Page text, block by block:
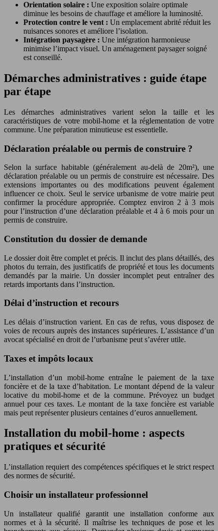
Orientation solaire : Une exposition solaire optimale
diminue les besoins de chauffage et améliore la luminosité.
Protection contre le vent : Un emplacement abrité réduit les
nuisances sonores et améliore l’isolation.
Intégration paysagère : Une intégration harmonieuse
minimise l’impact visuel. Un aménagement paysager soigné
est conseillé.
Démarches administratives : guide étape
par étape
Les démarches administratives varient selon la taille et les
caractéristiques de votre mobil-home et la réglementation de votre
commune. Une préparation minutieuse est essentielle.
Déclaration préalable ou permis de construire ?
Selon la surface habitable (généralement au-delà de 20m²), une
déclaration préalable ou un permis de construire est nécessaire. Des
extensions importantes ou des modifications peuvent également
influencer ce choix. Seul le service urbanisme de votre mairie peut
confirmer la procédure appropriée. Comptez environ 2 à 3 mois
pour l’instruction d’une déclaration préalable et 4 à 6 mois pour un
permis de construire.
Constitution du dossier de demande
Le dossier doit être complet et précis. Il inclut des plans détaillés, des
photos du terrain, des justificatifs de propriété et tous les documents
demandés par la mairie. Un dossier incomplet peut entraîner des
retards importants dans l’instruction.
Délai d’instruction et recours
Les délais d’instruction varient. En cas de refus, vous disposez de
voies de recours auprès des instances supérieures. L’assistance d’un
avocat spécialisé en droit de l’urbanisme peut s’avérer utile.
Taxes et impôts locaux
L’installation d’un mobil-home entraîne le paiement de la taxe
foncière et de la taxe d’habitation. Le montant dépend de la valeur
locative du mobil-home et de la commune. Prévoyez un budget
annuel pour ces taxes. Le montant de la taxe foncière est variable
mais peut représenter plusieurs centaines d’euros annuellement.
Installation du mobil-home : aspects
pratiques et sécurité
L’installation requiert des compétences spécifiques et le strict respect
des normes de sécurité.
Choisir un installateur professionnel
Un installateur qualifié garantit une installation conforme aux
normes et à la sécurité. Il maîtrise les techniques de pose et les